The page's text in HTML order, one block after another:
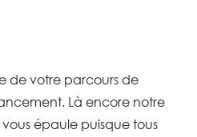
de votre parcours de
Là encore notre
épaule puisque tous